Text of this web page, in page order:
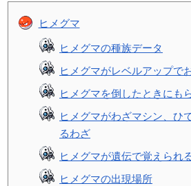
ヒメグマ
ヒメグマの種族データ
ヒメグマがレベルアップで
ヒメグマを倒したときにも
ヒメグマがわざマシン、ひ
るわざ
ヒメグマが遺伝で覚えられ
ヒメグマの出現場所